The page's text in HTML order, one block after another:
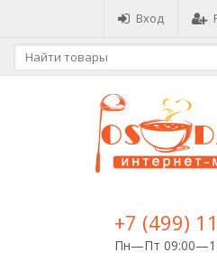
Вход
+7 (499)
Пн—Пт